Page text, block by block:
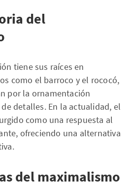
del
tiene sus raíces en
como el barroco y el rococó,
por la ornamentación
detalles. En la actualidad, el
como una respuesta al
ofreciendo una alternativa
del maximalismo